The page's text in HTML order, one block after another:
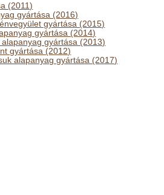
(2011)
gyártása (2016)
gyártása (2015)
gyártása (2014)
gyártása (2013)
gyártása (2012)
alapanyag gyártása (2017)